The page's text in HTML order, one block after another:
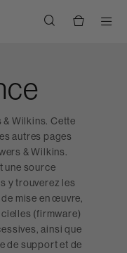
& Wilkins. Cette
autres pages
& Wilkins.
une source
y trouverez les
mise en œuvre,
(firmware)
ainsi que
de support et de